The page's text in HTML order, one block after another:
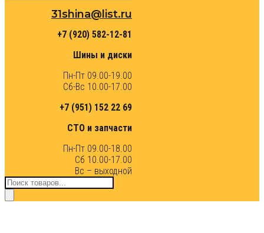
31shina@list.ru
+7 (920) 582-12-81
Шины и диски
Пн-Пт 09.00-19.00
Сб-Вс 10.00-17.00
+7 (951) 152 22 69
СТО и запчасти
Пн-Пт 09.00-18.00
Сб 10.00-17.00
Вс – выходной
Поиск
товаров